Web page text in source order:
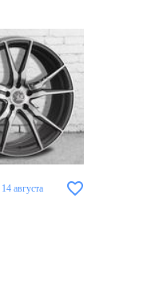
14 августа